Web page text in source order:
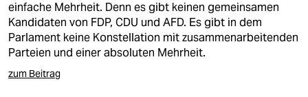
einfache Mehrheit. Denn es gibt keinen gemeinsamen
Kandidaten von FDP, CDU und AFD. Es gibt in dem
Parlament keine Konstellation mit zusammenarbeitenden
Parteien und einer absoluten Mehrheit.
zum Beitrag